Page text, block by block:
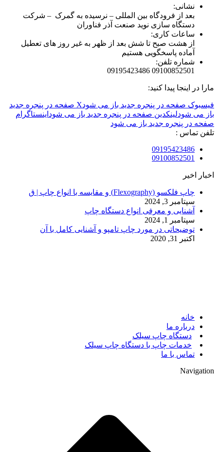
نشانی:
بعد از فرودگاه بین المللی – نرسیده به گمرک – شرکت
دستگاه سازی نوید صنعت آذر فناوران
ساعات کاری:
از هشت صبح تا شش بعد از ظهر به غیر روز های تعطیل
آماده پاسخگویی هستیم
شماره تلفن:
09100852501 09195423486
مارا در اینجا پیدا کنید:
فیسبوک صفحه در پنجره جدید باز می شود
X صفحه در پنجره جدید
باز می شودلینکدین صفحه در پنجره جدید باز می شود اینستاگرام
صفحه در پنجره جدید باز می شود
تلفن تماس :
09195423486
09100852501
اخبار اخیر
چاپ فلکسو (Flexography) و مقایسه با انواع چاپ | ق
سپتامبر 3, 2024
آشنایی و معرفی انواع دستگاه چاپ
سپتامبر 1, 2024
توضیحاتی در مورد چاپ تامپو و آشنایی کامل با آن
اکتبر 31, 2020
خانه
درباره ما
دستگاه چاپ سیلک
خدمات چاپ با دستگاه چاپ سیلک
تماس با ما
Navigation